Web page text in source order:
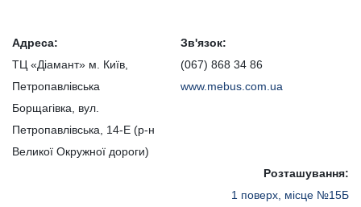
Адреса:
ТЦ «Діамант» м. Київ,
Петропавлівська
Борщагівка, вул.
Петропавлівська, 14-Е (р-н
Великої Окружної дороги)
Зв'язок:
(067) 868 34 86
www.mebus.com.ua
Розташування:
1 поверх, місце №15Б